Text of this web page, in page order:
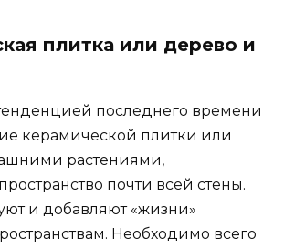
плитка или дерево и
последнего времени
керамической плитки или
растениями,
почти всей стены.
и добавляют «жизни»
Необходимо всего